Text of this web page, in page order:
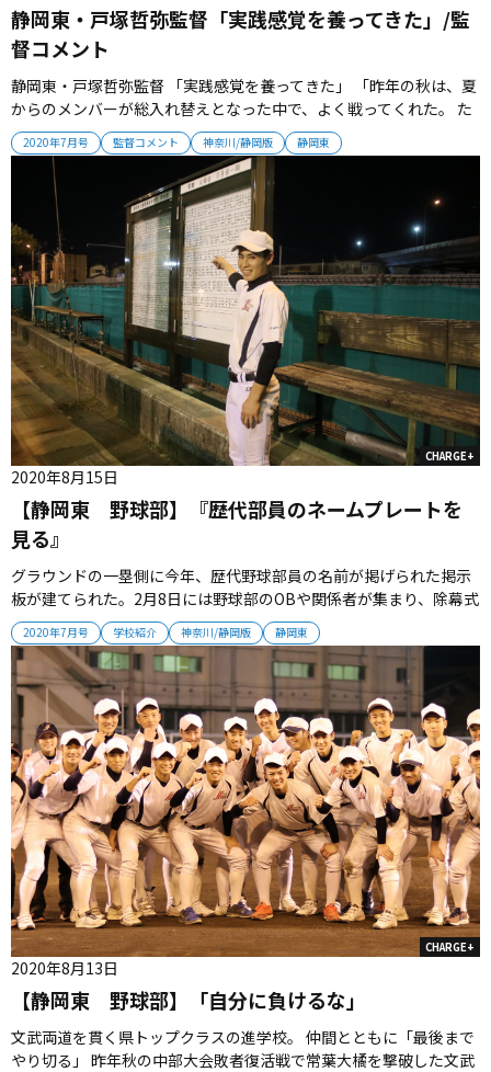
2020年7月号 監督コメント 神奈川/静岡版 静岡東
静岡東・戸塚哲弥監督「実践感覚を養ってきた」/監
督コメント
静岡東・戸塚哲弥監督 「実践感覚を養ってきた」 「昨年の秋は、夏
からのメンバーが総入れ替えとなった中で、よく戦ってくれた。 た
だ、最後に勝ち切ることができず、県大会に進むことができなかっ
た。 もう一つ上に行くために、冬はトレーニングと並行して、積極
的にボールを使いながらノックやバッティングも行ってきた。 例年
よりも実戦...
CHARGE+
2020年7月号 学校紹介 神奈川/静岡版 静岡東
【静岡東 野球部】『歴代部員のネームプレートを
見る』
2020年8月15日
グラウンドの一塁側に今年、歴代野球部員の名前が掲げられた掲示
板が建てられた。2月8日には野球部のOBや関係者が集まり、除幕式
が行われた。54期生までのネームプレートが入り、平島樹主将は
「自分たちも頑張らなければいけない」と気を引き締めたという。
選手たちはOBの思いを背負いながら、新たな歴史を作ることを誓
う。2020年7...
CHARGE+
【静岡東 野球部】「自分に負けるな」
2020年8月13日
文武両道を貫く県トップクラスの進学校。 仲間とともに「最後まで
やり切る」 昨年秋の中部大会敗者復活戦で常葉大橘を撃破した文武